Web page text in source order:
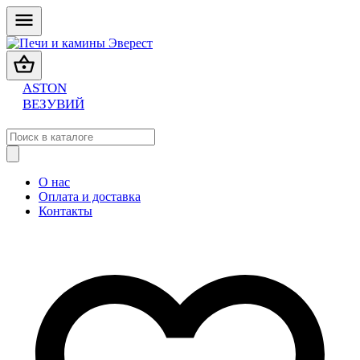
ASTON
ВЕЗУВИЙ
О нас
Оплата и доставка
Контакты